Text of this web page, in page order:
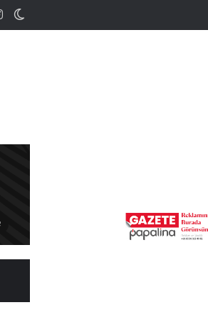
InstagramDış görünümü değiştir
değiştir